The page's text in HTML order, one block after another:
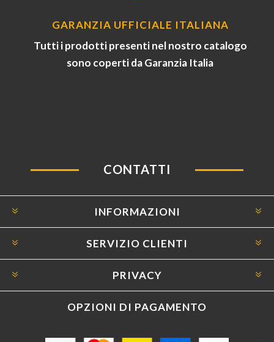
GARANZIA UFFICIALE ITALIANA
Tutti i prodotti presenti nel nostro catalogo
sono coperti da Garanzia Italia
CONTATTI
INFORMAZIONI
SERVIZIO CLIENTI
PRIVACY
OPZIONI DI PAGAMENTO